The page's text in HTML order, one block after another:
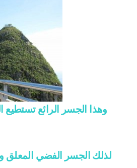
وهذا الجسر الرائع
لذلك الجسر الفضي المعلق